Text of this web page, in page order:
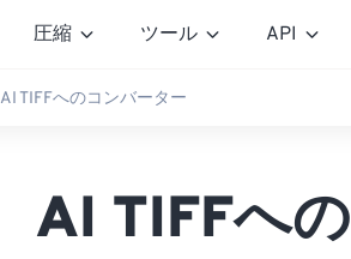
圧縮 ツール API
AI TIFFへのコンバーター
AI TIFFへ